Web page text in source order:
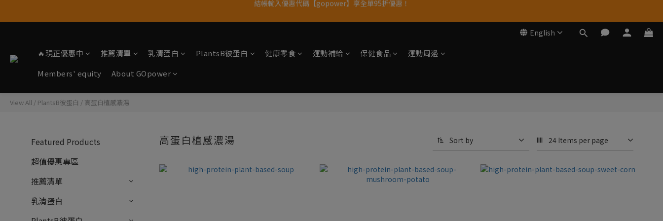
果果11歲慶｜App 下單享 5% 購物金回饋
English
🔥現正優惠中 推薦清單 乳清蛋白 PlantsB彼蛋白 健康零食 運動補給 保健食品
運動周邊
Members' equity
About GOpower
View All / PlantsB彼蛋白 / 高蛋白植感濃湯
Featured Products
超值優惠專區
推薦清單
乳清蛋白
高蛋白植感濃湯 Sort by 24 Items per page